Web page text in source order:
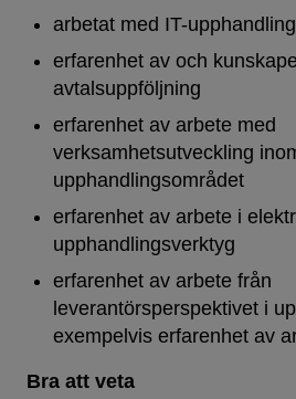
arbetat med IT-
erfarenhet av och
avtalsuppföljning
erfarenhet av arbete med
verksamhetsutveckling
upphandlingsområdet
erfarenhet av arbete i
upphandlingsverktyg
erfarenhet av arbete från
leverantörsperspektivet i
exempelvis erfarenhet av
Bra att veta